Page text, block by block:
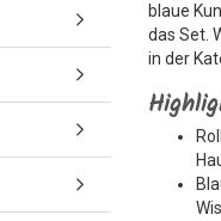
blaue
das Set.
in der